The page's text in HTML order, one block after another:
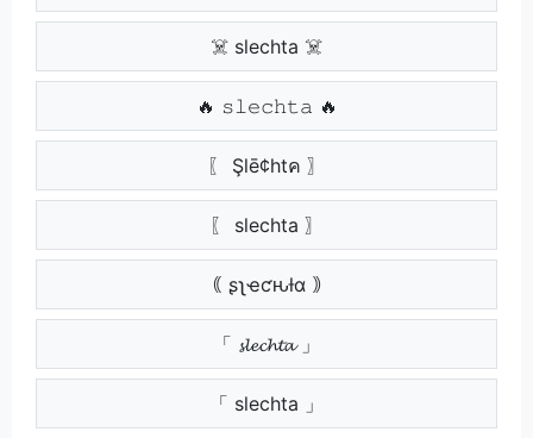
☠️ slechta ☠️
🔥 𝚜𝚕𝚎𝚌𝚑𝚝𝚊 🔥
〖 Şlē¢htค 〗
〖 slechta 〗
｟ ʂʅҽƈԋƚα ｠
「 𝓼𝓵𝓮𝓬𝓱𝓽𝓪 」
「 slechta 」